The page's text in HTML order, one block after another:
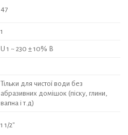
47
1
U 1 ~ 230 ± 10% В
Тільки для чистої води без
абразивних домішок (піску, глини,
вапна і т.д)
1 1/2″